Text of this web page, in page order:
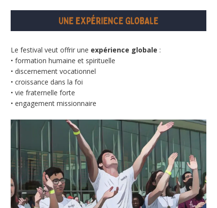
Le festival veut offrir une expérience globale :
• formation humaine et spirituelle
• discernement vocationnel
• croissance dans la foi
• vie fraternelle forte
• engagement missionnaire